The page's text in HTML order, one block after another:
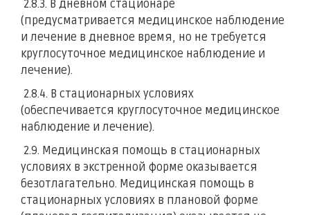
2.8.3. В дневном стационаре
(предусматривается медицинское наблюдение
и лечение в дневное время, но не требуется
круглосуточное медицинское наблюдение и
лечение).
2.8.4. В стационарных условиях
(обеспечивается круглосуточное медицинское
наблюдение и лечение).
2.9. Медицинская помощь в стационарных
условиях в экстренной форме оказывается
безотлагательно. Медицинская помощь в
стационарных условиях в плановой форме